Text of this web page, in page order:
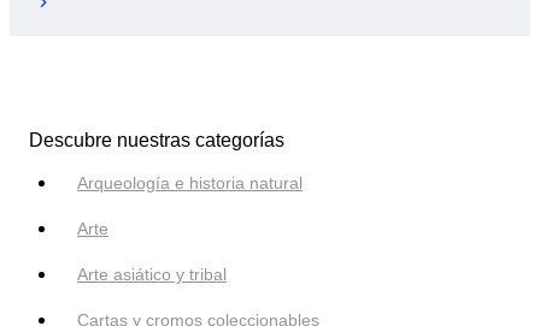
Descubre nuestras categorías
Arqueología e historia natural
Arte
Arte asiático y tribal
Cartas y cromos coleccionables